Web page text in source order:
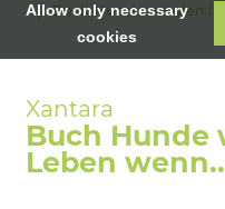
Allow only necessary
cookies
HOME
PET FOOD
HEALTH PRODUCTS
COSMETICS
Buch Hunde würden
Buch Hunde
Leben